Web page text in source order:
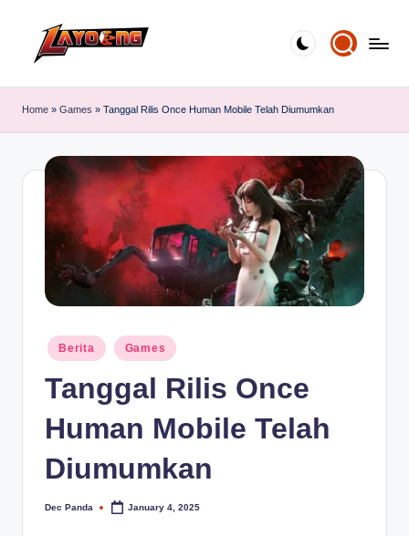
Home » Games » Tanggal Rilis Once Human Mobile Telah Diumumkan
Posted
in
Berita Games
Tanggal Rilis Once
Human Mobile Telah
Diumumkan
Posted
Dec Panda January 4, 2025